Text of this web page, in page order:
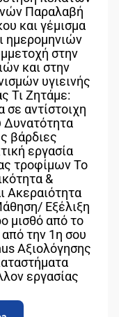
Παραλαβή
και γέμισμα
ημερομηνιών
στην
και στην
υγιεινής
Τι Ζητάμε:
αντίστοιχη
Δυνατότητα
βάρδιες
εργασία
τροφίμων Το
&
Ακεραιότητα
Εξέλιξη
μισθό από το
την 1η σου
Αξιολόγησης
εργασίας